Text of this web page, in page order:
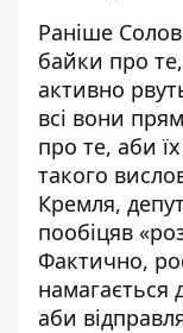
Раніше
байки про
активно
всі вони
про те, аби
такого
Кремля,
пообіцяв
Фактично,
намагається
аби